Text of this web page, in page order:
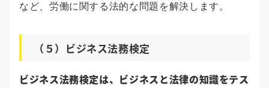
など、労働に関する法的な問題を解決します。
（５）ビジネス法務検定
ビジネス法務検定は、ビジネスと法律の知識をテス